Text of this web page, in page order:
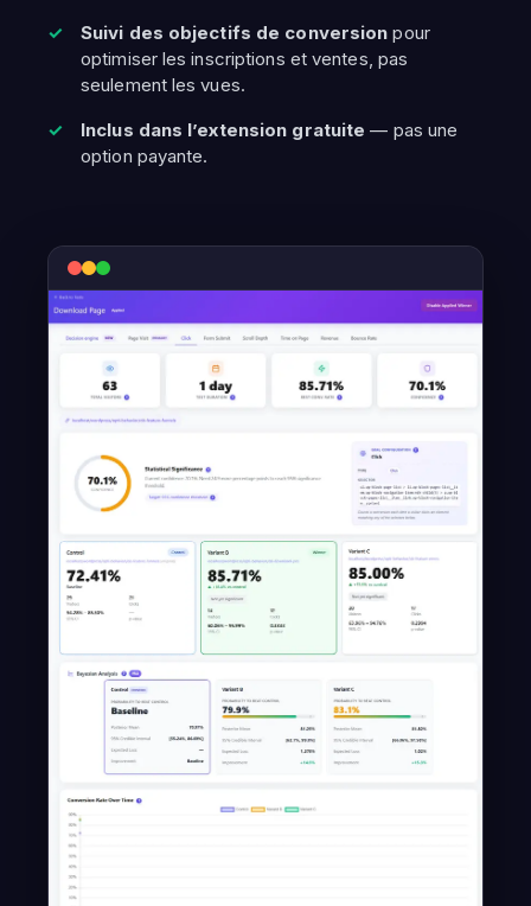
Suivi des objectifs de conversion pour
optimiser les inscriptions et ventes, pas
seulement les vues.
Inclus dans l’extension gratuite — pas une
option payante.